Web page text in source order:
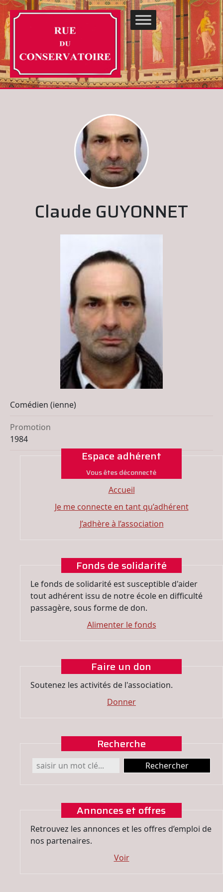
Claude GUYONNET
Comédien (ienne)
Promotion
1984
Espace adhérent
Vous êtes déconnecté
Accueil
Je me connecte en tant qu’adhérent
J’adhère à l’association
Fonds de solidarité
Le fonds de solidarité est susceptible d'aider
tout adhérent issu de notre école en difficulté
passagère, sous forme de don.
Alimenter le fonds
Faire un don
Soutenez les activités de l'association.
Donner
Recherche
Annonces et offres
Retrouvez les annonces et les offres d’emploi de
nos partenaires.
Voir